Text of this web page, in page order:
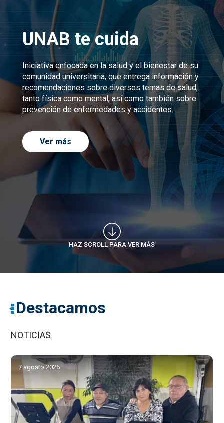
UNAB te cuida
Iniciativa enfocada en la salud y el bienestar de su
comunidad universitaria, que entrega información y
recomendaciones sobre diversos temas de salud,
tanto física como mental, así como también sobre
prevención de enfermedades y accidentes.
Ver más
HAZ SCROLL PARA VER MÁS
Destacamos
NOTICIAS
7 agosto 2026